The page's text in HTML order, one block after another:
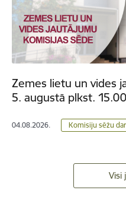
Zemes lietu un vides
5. augustā plkst. 15.00
04.08.2026. Komisiju sēžu
Visi